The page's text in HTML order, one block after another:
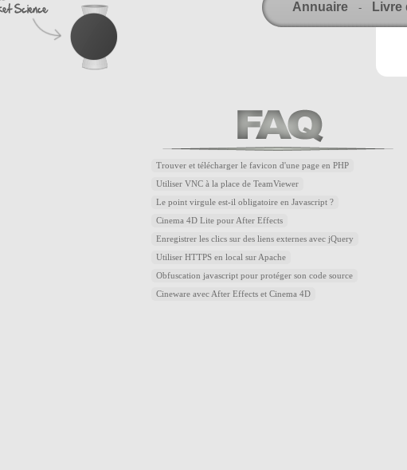
Annuaire - Livre
Trouver et télécharger le favicon d'une page en PHP
Utiliser VNC à la place de TeamViewer
Le point virgule est-il obligatoire en Javascript ?
Cinema 4D Lite pour After Effects
Enregistrer les clics sur des liens externes avec jQuery
Utiliser HTTPS en local sur Apache
Obfuscation javascript pour protéger son code source
Cineware avec After Effects et Cinema 4D